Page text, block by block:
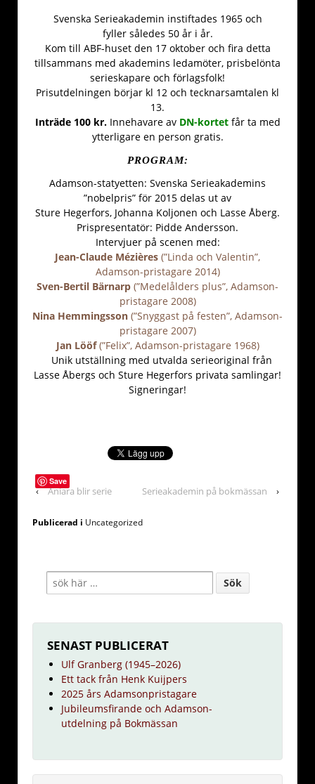
Svenska Serieakademin instiftades 1965 och
fyller således 50 år i år.
Kom till ABF-huset den 17 oktober och fira detta
tillsammans med akademins ledamöter, prisbelönta
serieskapare och förlagsfolk!
Prisutdelningen börjar kl 12 och tecknarsamtalen kl
13.
Inträde 100 kr.Innehavare av DN-kortetfår ta med
ytterligare en person gratis.
PROGRAM:
Adamson-statyetten: Svenska Serieakademins
”nobelpris” för 2015 delas ut av
Sture Hegerfors, Johanna Koljonen och Lasse Åberg.
Prispresentatör: Pidde Andersson.
Intervjuer på scenen med:
Jean-Claude Mézières (”Linda och Valentin”,
Adamson-pristagare 2014)
Sven-Bertil Bärnarp (”Medelålders plus”, Adamson-
pristagare 2008)
Nina Hemmingsson (”Snyggast på festen”, Adamson-
pristagare 2007)
Jan Lööf(”Felix”, Adamson-pristagare 1968)
Unik utställning med utvalda serieoriginal från
Lasse Åbergs och Sture Hegerfors privata samlingar!
Signeringar!
Save
‹ Aniara blir serie Serieakademin på bokmässan ›
Publicerad i Uncategorized
SENAST PUBLICERAT
Ulf Granberg (1945–2026)
Ett tack från Henk Kuijpers
2025 års Adamsonpristagare
Jubileumsfirande och Adamson-
utdelning på Bokmässan